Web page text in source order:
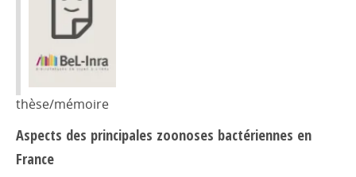
thèse/mémoire
Aspects des principales zoonoses bactériennes en
France